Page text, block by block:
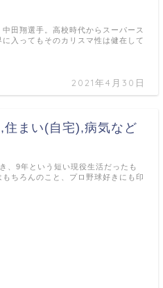
2021年4月30日
田翔選手。高校時代からスーパース
入ってもそのカリスマ性は健在して
まい(自宅),病気など
、9年という短い現役生活だったも
ちろんのこと、プロ野球好きにも印